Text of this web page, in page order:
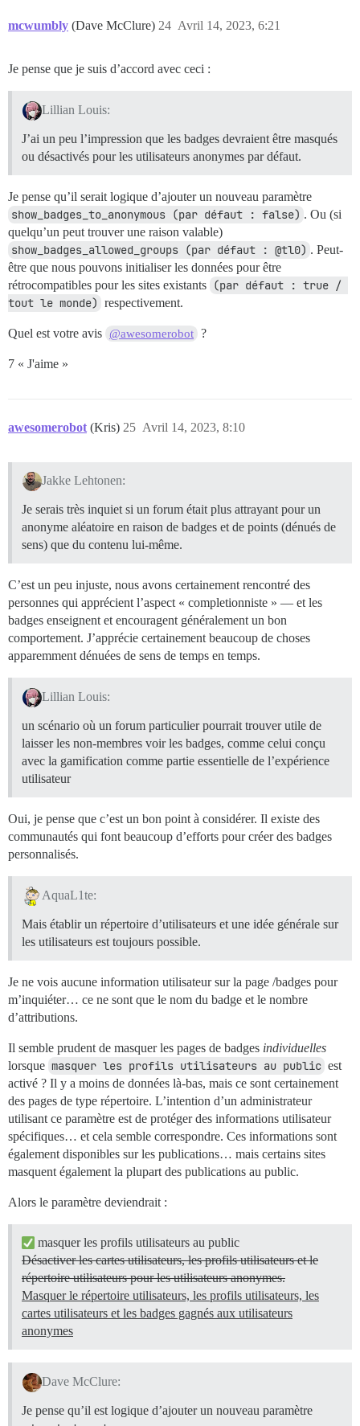
mcwumbly (Dave McClure) Avril 14, 2023, 6:21
24
Je pense que je suis d’accord avec ceci :
Lillian Louis:
J’ai un peu l’impression que les badges devraient être masqués
ou désactivés pour les utilisateurs anonymes par défaut.
Je pense qu’il serait logique d’ajouter un nouveau paramètre
show_badges_to_anonymous (par défaut : false) . Ou (si
quelqu’un peut trouver une raison valable)
show_badges_allowed_groups (par défaut : @tl0) . Peut-
être que nous pouvons initialiser les données pour être
rétrocompatibles pour les sites existants (par défaut : true /
tout le monde) respectivement.
Quel est votre avis @awesomerobot ?
7 « J'aime »
awesomerobot (Kris) Avril 14, 2023, 8:10
25
Jakke Lehtonen:
Je serais très inquiet si un forum était plus attrayant pour un
anonyme aléatoire en raison de badges et de points (dénués de
sens) que du contenu lui-même.
C’est un peu injuste, nous avons certainement rencontré des
personnes qui apprécient l’aspect « completionniste » — et les
badges enseignent et encouragent généralement un bon
comportement. J’apprécie certainement beaucoup de choses
apparemment dénuées de sens de temps en temps.
Lillian Louis:
un scénario où un forum particulier pourrait trouver utile de
laisser les non-membres voir les badges, comme celui conçu
avec la gamification comme partie essentielle de l’expérience
utilisateur
Oui, je pense que c’est un bon point à considérer. Il existe des
communautés qui font beaucoup d’efforts pour créer des badges
personnalisés.
AquaL1te:
Mais établir un répertoire d’utilisateurs et une idée générale sur
les utilisateurs est toujours possible.
Je ne vois aucune information utilisateur sur la page /badges pour
m’inquiéter… ce ne sont que le nom du badge et le nombre
d’attributions.
Il semble prudent de masquer les pages de badges individuelles
lorsque masquer les profils utilisateurs au public est
activé ? Il y a moins de données là-bas, mais ce sont certainement
des pages de type répertoire. L’intention d’un administrateur
utilisant ce paramètre est de protéger des informations utilisateur
spécifiques… et cela semble correspondre. Ces informations sont
également disponibles sur les publications… mais certains sites
masquent également la plupart des publications au public.
Alors le paramètre deviendrait :
masquer les profils utilisateurs au public
Désactiver les cartes utilisateurs, les profils utilisateurs et le
répertoire utilisateurs pour les utilisateurs anonymes.
Masquer le répertoire utilisateurs, les profils utilisateurs, les
cartes utilisateurs et les badges gagnés aux utilisateurs
anonymes
Dave McClure:
Je pense qu’il est logique d’ajouter un nouveau paramètre